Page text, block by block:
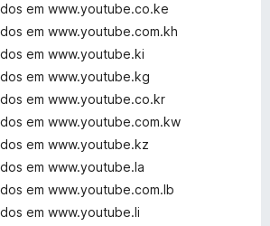
em www.youtube.co.ke
em www.youtube.com.kh
em www.youtube.ki
em www.youtube.kg
em www.youtube.co.kr
em www.youtube.com.kw
em www.youtube.kz
em www.youtube.la
em www.youtube.com.lb
em www.youtube.li